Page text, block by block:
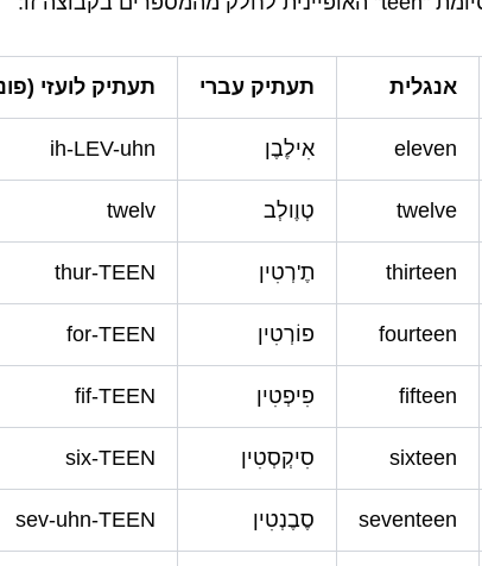
אנגלית תעתיק עברי תעתיק לועזי
eleven אִילֶבֶן ih-LEV-uhn
twelve טְוֶולְב twelv
thirteen תֶ'רְטִין thur-TEEN
fourteen פוֹרְטִין for-TEEN
fifteen פִיפְטִין fif-TEEN
sixteen סִיקְסְטִין six-TEEN
seventeen סֶבֶנְטִין sev-uhn-TEEN